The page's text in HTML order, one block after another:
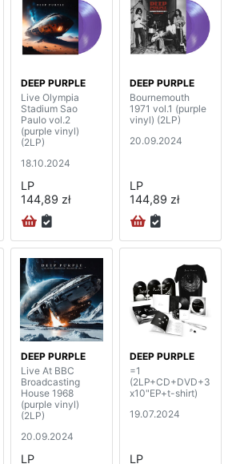
DEEP PURPLE
Live Olympia
Stadium Sao
Paulo vol.2
(purple vinyl)
(2LP)
18.10.2024
LP
144,89 zł
DEEP PURPLE
Bournemouth
1971 vol.1 (purple
vinyl) (2LP)
20.09.2024
LP
144,89 zł
DEEP PURPLE
Live At BBC
Broadcasting
House 1968
(purple vinyl)
(2LP)
20.09.2024
LP
DEEP PURPLE
=1
(2LP+CD+DVD+3
x10"EP+t-shirt)
19.07.2024
LP